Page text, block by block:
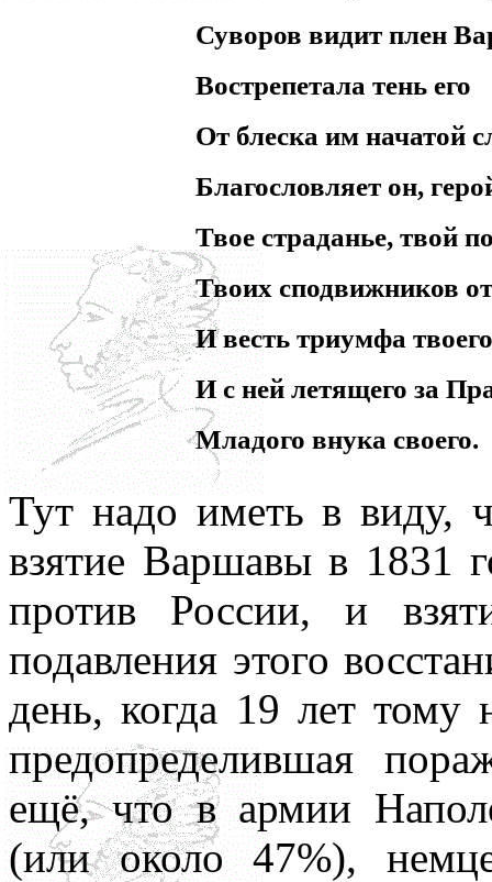
Суворов видит плен
Вострепетала тень его
От блеска им начатой
Благословляет он,
Твое страданье, твой
Твоих сподвижников
И весть триумфа
И с ней летящего за
Младого внука своего.
Тут надо иметь в виду,
взятие Варшавы в 1831
против России, и
подавления этого
день, когда 19 лет тому
предопределившая
ещё, что в армии
(или около 47%),